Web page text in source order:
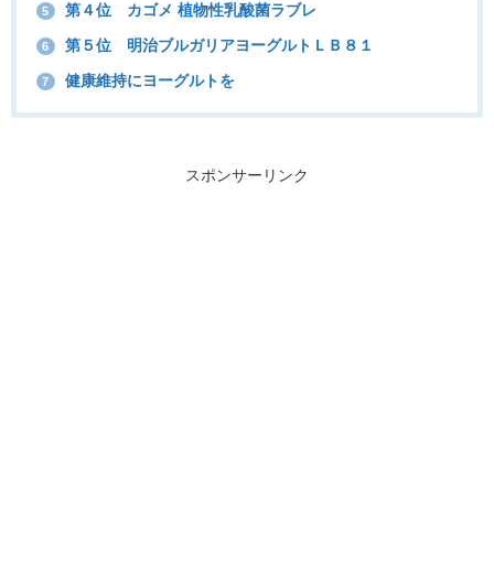
5 第４位 カゴメ 植物性乳酸菌ラブレ
6 第５位 明治ブルガリアヨーグルトＬＢ８１
7 健康維持にヨーグルトを
スポンサーリンク